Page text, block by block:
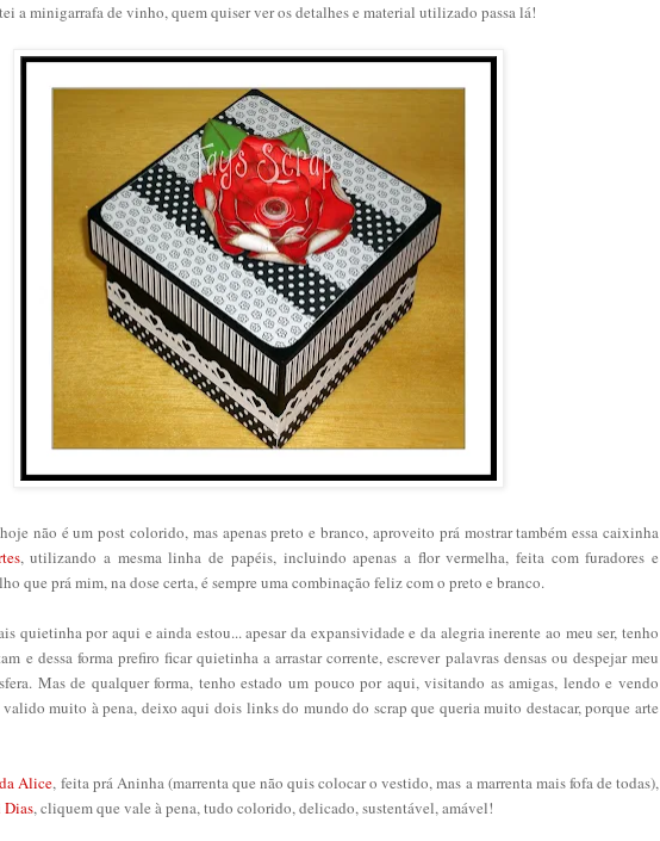
a minigarrafa de vinho, quem quiser ver os detalhes e material utilizado passa lá!
não é um post colorido, mas apenas preto e branco, aproveito prá mostrar também essa caixinha
, utilizando a mesma linha de papéis, incluindo apenas a flor vermelha, feita com furadores e
que prá mim, na dose certa, é sempre uma combinação feliz com o preto e branco.
quietinha por aqui e ainda estou... apesar da expansividade e da alegria inerente ao meu ser, tenho
e dessa forma prefiro ficar quietinha a arrastar corrente, escrever palavras densas ou despejar meu
Mas de qualquer forma, tenho estado um pouco por aqui, visitando as amigas, lendo e vendo
valido muito à pena, deixo aqui dois links do mundo do scrap que queria muito destacar, porque arte
Alice, feita prá Aninha (marrenta que não quis colocar o vestido, mas a marrenta mais fofa de todas),
Dias, cliquem que vale à pena, tudo colorido, delicado, sustentável, amável!